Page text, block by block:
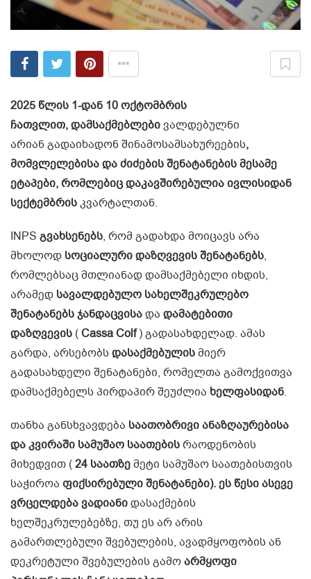
2025 წლის 1-დან 10 ოქტომბრის
ჩათვლით, დამსაქმებლებივალდებულნი
არიან გადაიხადონ შინამოსამსახურეების,
მომვლელებისა და ძიძების შენატანების მესამე
ეტაპები, რომლებიც დაკავშირებულია ივლისიდან
სექტემბრისკვარტალთან.
INPS გვახსენებს, რომ გადახდა მოიცავს არა
მხოლოდ სოციალური დაზღვევის შენატანებს,
რომლებსაც მთლიანად დამსაქმებელი იხდის,
არამედ სავალდებულო სახელშეკრულებო
შენატანებს ჯანდაცვისადა დამატებითი
დაზღვევის (Cassa Colf) გადასახდელად. ამას
გარდა, არსებობსდასაქმებულისმიერ
გადასახდელი შენატანები, რომელთა გამოქვითვა
დამსაქმებელს პირდაპირ შეუძლია ხელფასიდან.
თანხა განსხვავდება საათობრივი ანაზღაურებისა
და კვირაში სამუშაო საათებისრაოდენობის
მიხედვით (24 საათზემეტი სამუშაო საათებისთვის
საჭიროა ფიქსირებული შენატანები). ეს წესი ასევე
ვრცელდება ვადიანიდასაქმების
ხელშეკრულებებზე, თუ ეს არ არის
გამართლებული შვებულების, ავადმყოფობის ან
დეკრეტული შვებულების გამოარმყოფი